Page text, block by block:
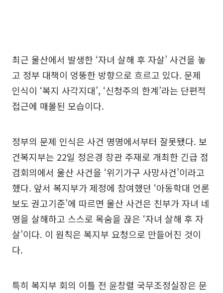
최근 울산에서 발생한 ‘자녀 살해 후 자살’ 사건을 놓
고 정부 대책이 엉뚱한 방향으로 흐르고 있다. 문제
인식이 ‘복지 사각지대’, ‘신청주의 한계’라는 단편적
접근에 매몰된 모습이다.
정부의 문제 인식은 사건 명명에서부터 잘못됐다. 보
건복지부는 22일 정은경 장관 주재로 개최한 긴급 점
검회의에서 울산 사건을 ‘위기가구 사망사건’이라고
했다. 앞서 복지부가 제정에 참여했던 ‘아동학대 언론
보도 권고기준’에 따르면 울산 사건은 친부가 자녀 네
명을 살해하고 스스로 목숨을 끊은 ‘자녀 살해 후 자
살’이다. 이 원칙은 복지부 요청으로 만들어진 것이
다.
특히 복지부 회의 이틀 전 윤창렬 국무조정실장은 문